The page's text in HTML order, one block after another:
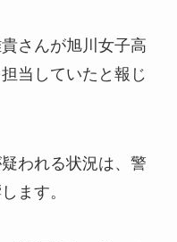
さんが旭川女子高
当していたと報じ
われる状況は、警
ます。